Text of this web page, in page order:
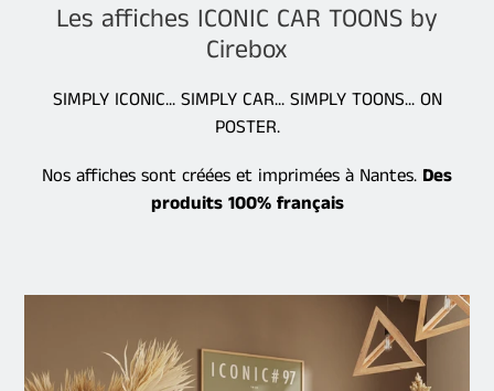
Les affiches ICONIC CAR TOONS by
Cirebox
SIMPLY ICONIC... SIMPLY CAR... SIMPLY TOONS... ON
POSTER.
Nos affiches sont créées et imprimées à Nantes. Des
produits 100% français